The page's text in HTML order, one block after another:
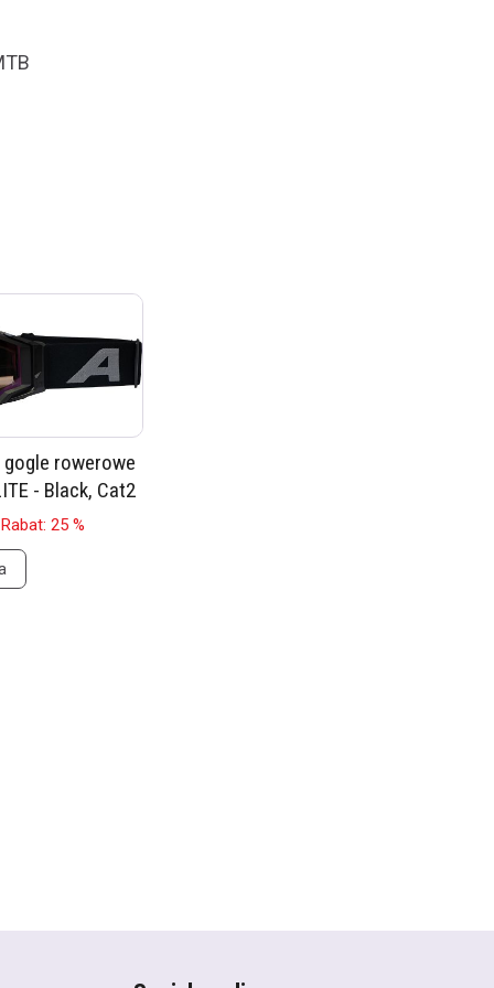
gogle rowerowe
- Black, Cat2
Rabat: 25 %